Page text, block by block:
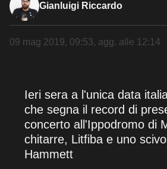
Gianluigi Riccardo
09 mag 2019, 09:53, agg. alle 12:14
Ieri sera a l'unica data
che segna il record di
concerto all'Ippodromo di
chitarre, Litfiba e uno
Hammett